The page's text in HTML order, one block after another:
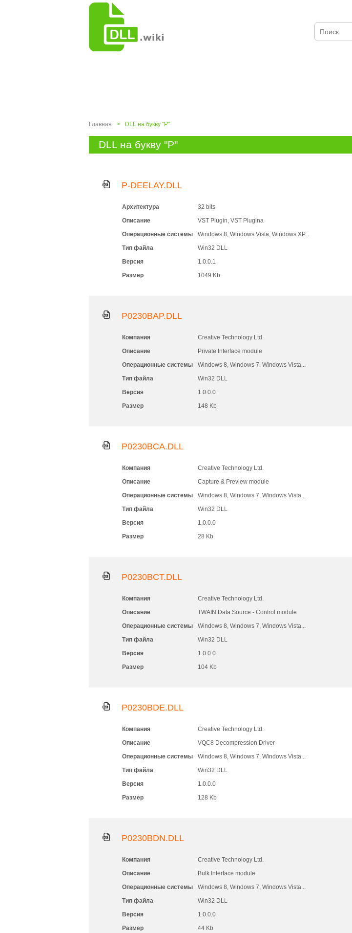
Главная > DLL на букву "P"
DLL на букву "P"
P-DEELAY.DLL
Архитектура
32 bits
Описание
VST Plugin, VST Plugina
Операционные системы
Windows 8, Windows Vista, Windows XP...
Тип файла
Win32 DLL
Версия
1.0.0.1
Размер
1049 Kb
P0230BAP.DLL
Компания
Creative Technology Ltd.
Описание
Private Interface module
Операционные системы
Windows 8, Windows 7, Windows Vista...
Тип файла
Win32 DLL
Версия
1.0.0.0
Размер
148 Kb
P0230BCA.DLL
Компания
Creative Technology Ltd.
Описание
Capture & Preview module
Операционные системы
Windows 8, Windows 7, Windows Vista...
Тип файла
Win32 DLL
Версия
1.0.0.0
Размер
28 Kb
P0230BCT.DLL
Компания
Creative Technology Ltd.
Описание
TWAIN Data Source - Control module
Операционные системы
Windows 8, Windows 7, Windows Vista...
Тип файла
Win32 DLL
Версия
1.0.0.0
Размер
104 Kb
P0230BDE.DLL
Компания
Creative Technology Ltd.
Описание
VQC8 Decompression Driver
Операционные системы
Windows 8, Windows 7, Windows Vista...
Тип файла
Win32 DLL
Версия
1.0.0.0
Размер
128 Kb
P0230BDN.DLL
Компания
Creative Technology Ltd.
Описание
Bulk Interface module
Операционные системы
Windows 8, Windows 7, Windows Vista...
Тип файла
Win32 DLL
Версия
1.0.0.0
Размер
44 Kb